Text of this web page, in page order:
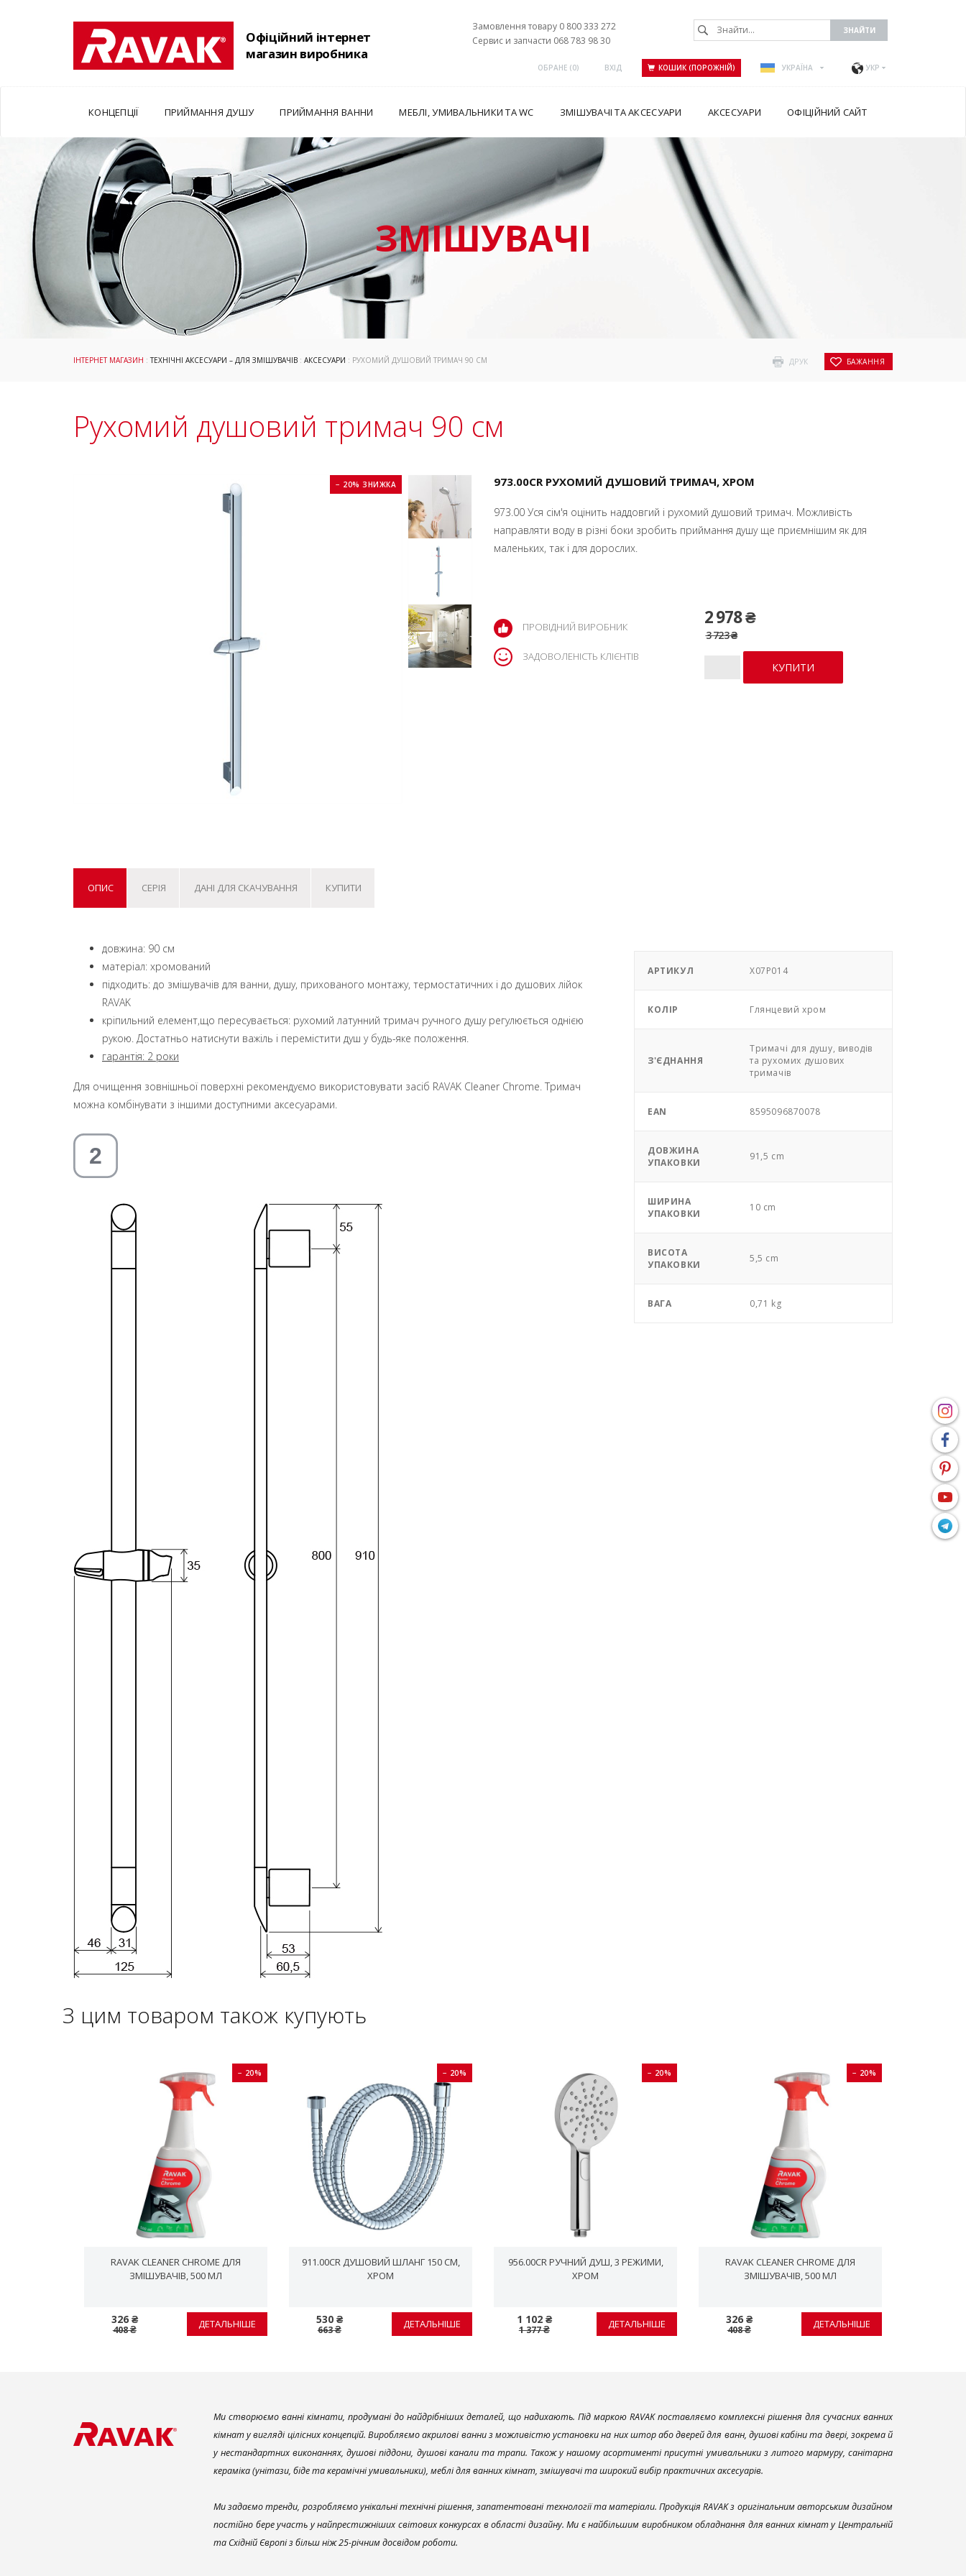
Офіційний інтернет
магазин виробника
Замовлення товару 0 800 333 272
Сервис и запчасти 068 783 98 30
ОБРАНЕ (0) ВХІД КОШИК (ПОРОЖНІЙ) УКРАЇНА УКР
КОНЦЕПЦІЇ ПРИЙМАННЯ ДУШУ ПРИЙМАННЯ ВАННИ МЕБЛІ, УМИВАЛЬНИКИ ТА WC ЗМІШУВАЧІ ТА АКСЕСУАРИ АКСЕСУАРИ ОФІЦІЙНИЙ САЙТ
ЗМІШУВАЧІ
ДРУК БАЖАННЯ
ІНТЕРНЕТ МАГАЗИН :ТЕХНІЧНІ АКСЕСУАРИ – ДЛЯ ЗМІШУВАЧІВ : АКСЕСУАРИ : РУХОМИЙ ДУШОВИЙ ТРИМАЧ 90 СМ
Рухомий душовий тримач 90 см
− 20% ЗНИЖКА 973.00CR РУХОМИЙ ДУШОВИЙ ТРИМАЧ, ХРОМ
973.00 Уся сім'я оцінить наддовгий і рухомий душовий тримач. Можливість
направляти воду в різні боки зробить приймання душу ще приємнішим як для
маленьких, так і для дорослих.
2 978 ₴
3 723 ₴
ПРОВІДНИЙ ВИРОБНИК
ЗАДОВОЛЕНІСТЬ КЛІЄНТІВ
ОПИС СЕРІЯ ДАНІ ДЛЯ СКАЧУВАННЯ КУПИТИ
довжина: 90 см
матеріал: хромований
підходить: до змішувачів для ванни, душу, прихованого монтажу, термостатичних і до душових лійок
RAVAK
кріпильний елемент,що пересувається: рухомий латунний тримач ручного душу регулюється однією
рукою. Достатньо натиснути важіль і перемістити душ у будь-яке положення.
гарантія: 2 роки
Для очищення зовнішньої поверхні рекомендуємо використовувати засіб RAVAK Cleaner Chrome. Тримач
можна комбінувати з іншими доступними аксесуарами.
АРТИКУЛ X07P014
КОЛІР Глянцевий хром
З'ЄДНАННЯ
Тримачі для душу, виводів
та рухомих душових
тримачів
EAN 8595096870078
ДОВЖИНА
УПАКОВКИ
91,5 cm
ШИРИНА
УПАКОВКИ
10 cm
ВИСОТА
УПАКОВКИ
5,5 cm
ВАГА 0,71 kg
З цим товаром також купують
− 20%
RAVAK CLEANER CHROME ДЛЯ
ЗМІШУВАЧІВ, 500 МЛ
326 ₴
408 ₴ ДЕТАЛЬНІШЕ
− 20%
911.00CR ДУШОВИЙ ШЛАНГ 150 СМ,
ХРОМ
530 ₴
663 ₴ ДЕТАЛЬНІШЕ
− 20%
956.00CR РУЧНИЙ ДУШ, 3 РЕЖИМИ,
ХРОМ
1 102 ₴
1 377 ₴ ДЕТАЛЬНІШЕ
− 20%
RAVAK CLEANER CHROME ДЛЯ
ЗМІШУВАЧІВ, 500 МЛ
326 ₴
408 ₴ ДЕТАЛЬНІШЕ
Ми створюємо ванні кімнати, продумані до найдрібніших деталей, що надихають. Під маркою RAVAK поставляємо комплексні рішення для сучасних ванних
кімнат у вигляді цілісних концепцій. Виробляємо акрилові ванни з можливістю установки на них штор або дверей для ванн, душові кабіни та двері, зокрема й
у нестандартних виконаннях, душові піддони, душові канали та трапи. Також у нашому асортименті присутні умивальники з литого мармуру, санітарна
кераміка (унітази, біде та керамічні умивальники), меблі для ванних кімнат, змішувачі та широкий вибір практичних аксесуарів.
Ми задаємо тренди, розробляємо унікальні технічні рішення, запатентовані технології та матеріали. Продукція RAVAK з оригінальним авторським дизайном
постійно бере участь у найпрестижніших світових конкурсах в області дизайну. Ми є найбільшим виробником обладнання для ванних кімнат у Центральній
та Східній Європі з більш ніж 25-річним досвідом роботи.